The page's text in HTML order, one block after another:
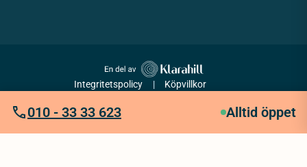
Integritetspolicy Köpvillkor
Tillgänglighetsredogörelse
010 - 33 33 623 Alltid öppet